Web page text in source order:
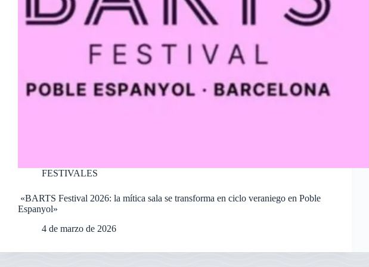
FESTIVALES
«BARTS Festival 2026: la mítica sala se transforma en ciclo veraniego en Poble
Espanyol»
4 de marzo de 2026